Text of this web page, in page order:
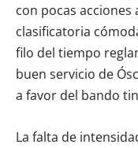
con pocas
clasificatoria
filo del tiempo
buen servicio de
a favor del bando
La falta de